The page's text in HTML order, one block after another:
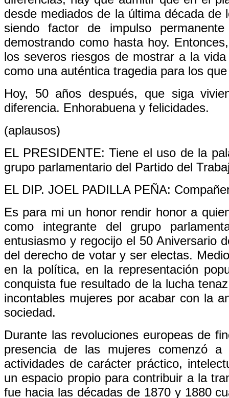
desde mediados de la última década
siendo factor de impulso
demostrando como hasta hoy.
los severos riesgos de mostrar a la
como una auténtica tragedia para los
Hoy, 50 años después, que siga
diferencia. Enhorabuena y felicidades.
(aplausos)
EL PRESIDENTE: Tiene el uso de la
grupo parlamentario del Partido del
EL DIP. JOEL PADILLA PEÑA:
Es para mi un honor rendir honor a
como integrante del grupo
entusiasmo y regocijo el 50 Aniversario
del derecho de votar y ser electas.
en la política, en la representación
conquista fue resultado de la lucha
incontables mujeres por acabar con la
sociedad.
Durante las revoluciones europeas de
presencia de las mujeres comenzó
actividades de carácter práctico,
un espacio propio para contribuir a la
fue hacia las décadas de 1870 y 1880